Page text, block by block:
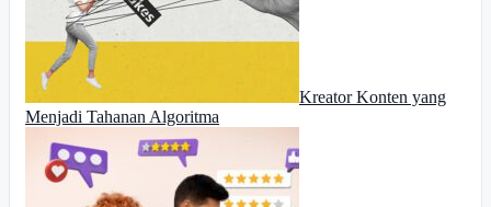
Kreator Konten yang
Menjadi Tahanan Algoritma